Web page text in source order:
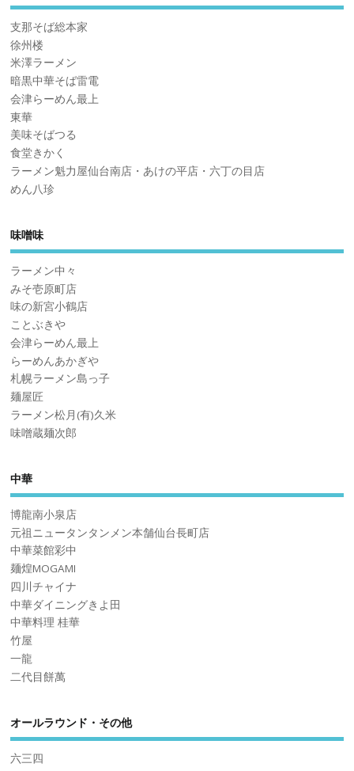
支那そば総本家
徐州楼
米澤ラーメン
暗黒中華そば雷電
会津らーめん最上
東華
美味そばつる
食堂きかく
ラーメン魁力屋仙台南店・あけの平店・六丁の目店
めん八珍
味噌味
ラーメン中々
みそ壱原町店
味の新宮小鶴店
ことぶきや
会津らーめん最上
らーめんあかぎや
札幌ラーメン島っ子
麺屋匠
ラーメン松月(有)久米
味噌蔵麺次郎
中華
博龍南小泉店
元祖ニュータンタンメン本舗仙台長町店
中華菜館彩中
麺煌MOGAMI
四川チャイナ
中華ダイニングきよ田
中華料理 桂華
竹屋
一龍
二代目餅萬
オールラウンド・その他
六三四